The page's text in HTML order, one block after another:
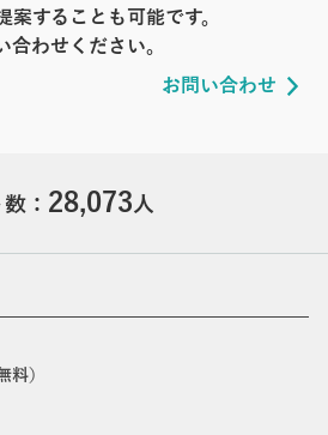
することも可能です。
合わせください。
お問い合わせ
： 28,073人
料）